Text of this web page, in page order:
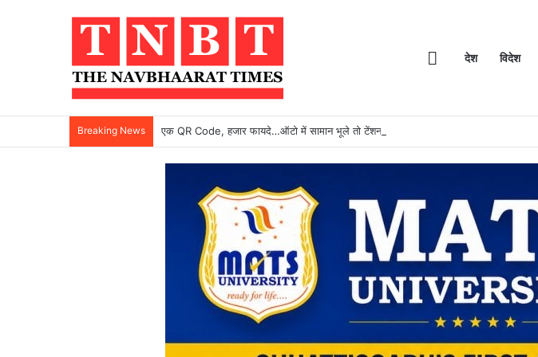
Homeदेश विदेश
Breaking News एक QR Code, हजार फायदे…ऑटो में सामान भूले तो टेंशन खत्म…अब एक स्कैन में घर आएगा सामान…